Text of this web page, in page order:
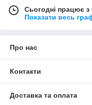
Сьогодні працює з
Показати весь
Про нас
Контакти
Доставка та оплата